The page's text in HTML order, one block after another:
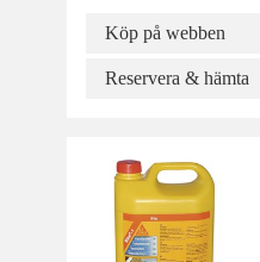
Köp på webben
Reservera & hämta